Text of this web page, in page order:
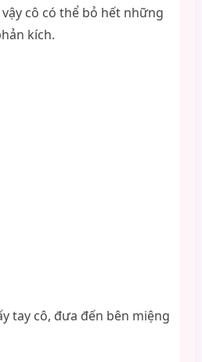
cô có thể bỏ hết những
kích.
tay cô, đưa đến bên miệng